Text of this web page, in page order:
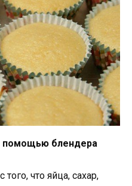
помощью блендера
того, что яйца, сахар,